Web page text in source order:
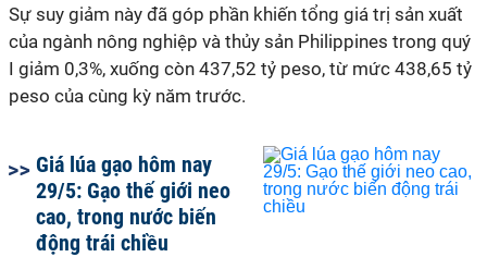
Sự suy giảm này đã góp phần khiến tổng giá trị sản xuất
của ngành nông nghiệp và thủy sản Philippines trong quý
I giảm 0,3%, xuống còn 437,52 tỷ peso, từ mức 438,65 tỷ
peso của cùng kỳ năm trước.
Giá lúa gạo hôm nay
29/5: Gạo thế giới neo
cao, trong nước biến
động trái chiều